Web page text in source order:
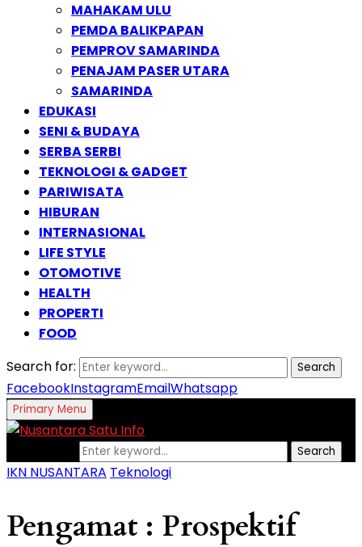
MAHAKAM ULU
PEMDA BALIKPAPAN
PEMPROV SAMARINDA
PENAJAM PASER UTARA
SAMARINDA
EDUKASI
SENI & BUDAYA
SERBA SERBI
TEKNOLOGI & GADGET
PARIWISATA
HIBURAN
INTERNASIONAL
LIFE STYLE
OTOMOTIVE
HEALTH
PROPERTI
FOOD
Search for:
Search
FacebookInstagramEmailWhatsapp
Primary Menu
Search
IKN NUSANTARA Teknologi
Pengamat : Prospektif